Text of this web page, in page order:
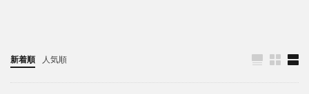
新着順 人気順